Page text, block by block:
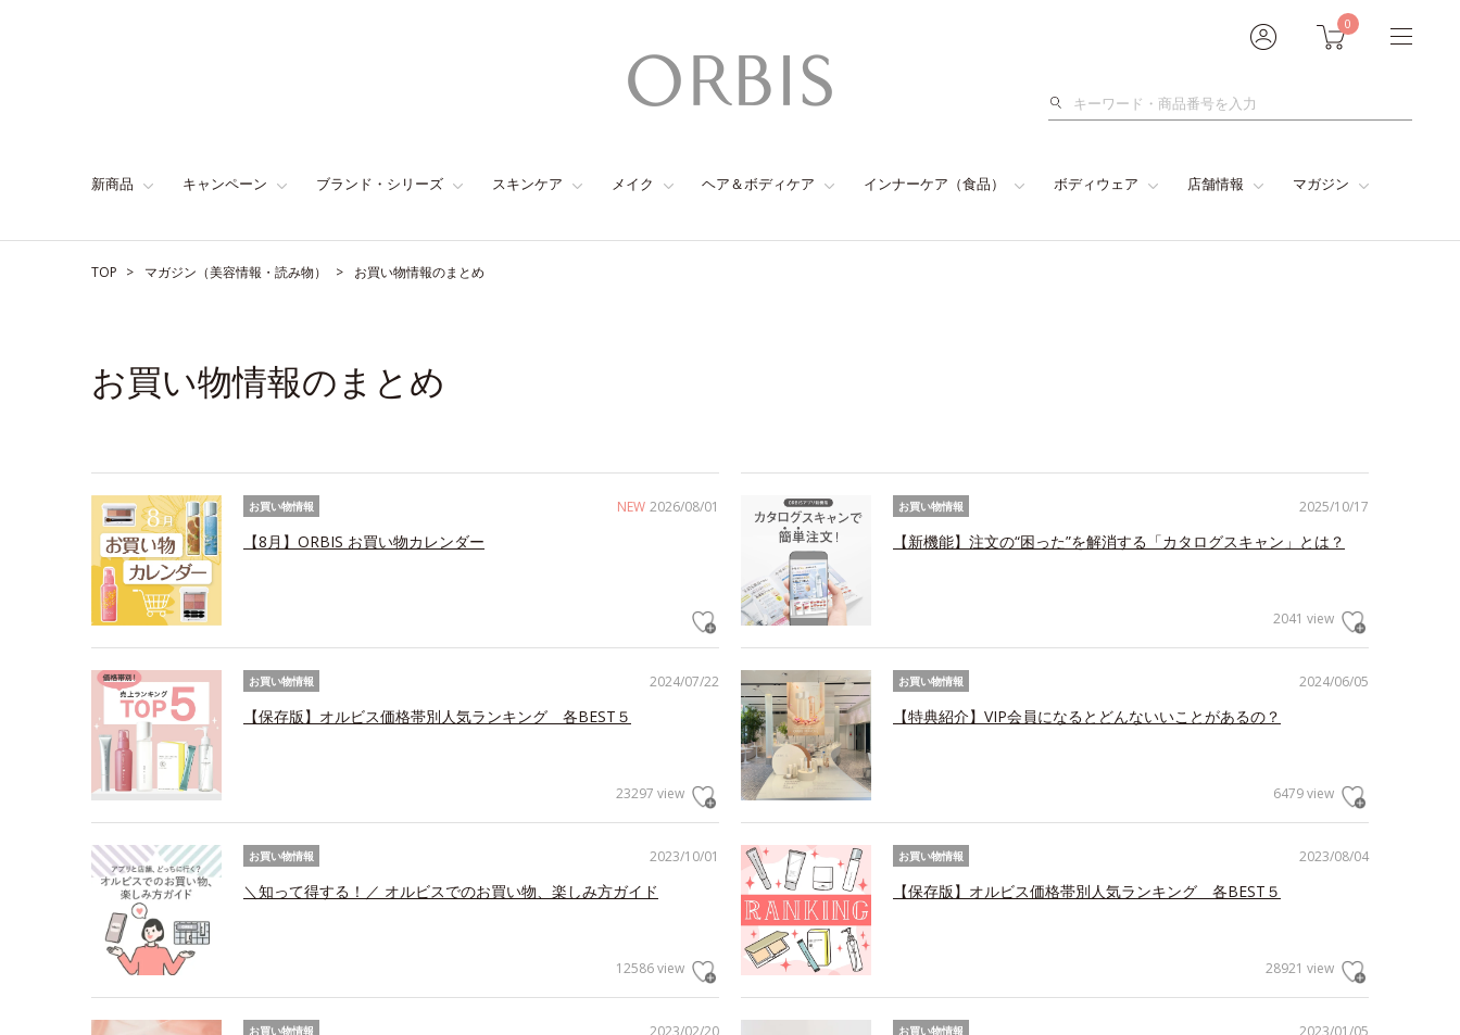
0
検
新商品 キャンペーン ブランド・シリーズ スキンケア メイク ヘア＆ボディケア インナーケア（食品） ボディウェア 店舗情報 マガジン
TOP マガジン（美容情報・読み物） お買い物情報のまとめ
お買い物情報のまとめ
NEW 2026/08/01
お買い物情報
【8月】ORBIS お買い物カレンダー
2025/10/17
お買い物情報
【新機能】注文の“困った”を解消する「カタログスキャン」とは？
2041 view
2024/07/22
お買い物情報
【保存版】オルビス価格帯別人気ランキング 各BEST５
23297 view
2024/06/05
お買い物情報
【特典紹介】VIP会員になるとどんないいことがあるの？
6479 view
2023/10/01
お買い物情報
＼知って得する！／ オルビスでのお買い物、楽しみ方ガイド
12586 view
2023/08/04
お買い物情報
【保存版】オルビス価格帯別人気ランキング 各BEST５
28921 view
2023/02/20
お買い物情報 2023/01/05
お買い物情報